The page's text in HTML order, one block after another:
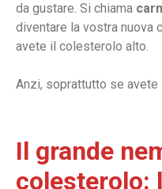
da gustare. Si chiama
diventare la vostra nuova
avete il colesterolo alto.
Anzi, soprattutto se
Il grande
colesterolo: